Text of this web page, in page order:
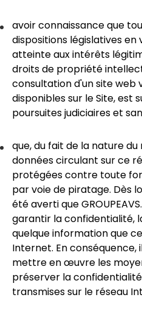
avoir connaissance que
dispositions législatives
atteinte aux intérêts
droits de propriété
consultation d'un site web
disponibles sur le Site, est
poursuites judiciaires et
que, du fait de la nature
données circulant sur ce
protégées contre toute
par voie de piratage. Dès
été averti que
garantir la confidentialité,
quelque information que
Internet. En
mettre en œuvre les
préserver la
transmises sur le réseau